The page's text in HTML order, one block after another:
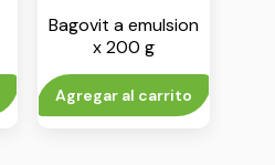
Bagovit a emulsion
x 200 g
Agregar al carrito